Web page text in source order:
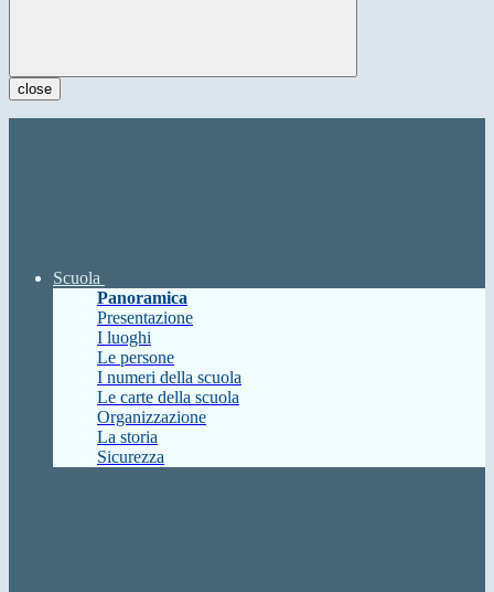
close
Scuola
Panoramica
Presentazione
I luoghi
Le persone
I numeri della scuola
Le carte della scuola
Organizzazione
La storia
Sicurezza